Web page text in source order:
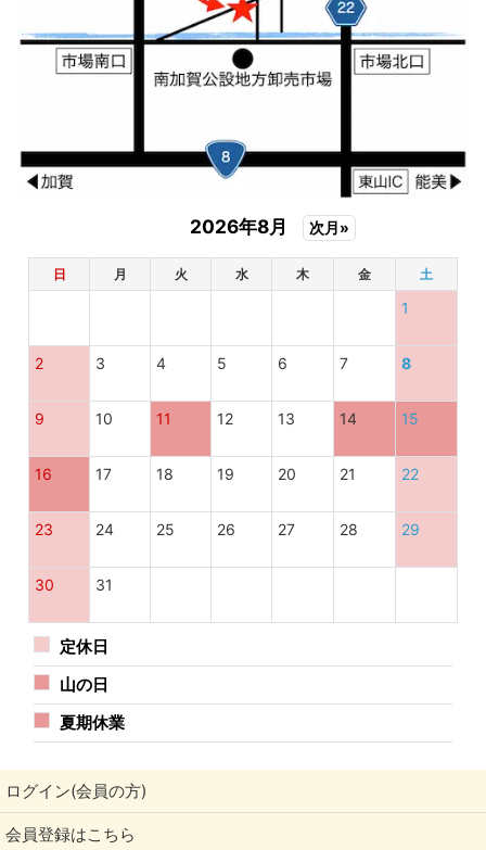
これじゃ卵を使ってないみたいじゃん！
でも、これが法律で決められたことに則って正式に許
可された表示だったのですから…。
このことだけとって見ても、2010年代初頭のアレル
ギー対応事情がどれほどのものだったかがうかがえま
す。
🥚 みんなが知ってるわけじゃない
2026年8月 次月»
日 月 火 水 木 金 土
1
2 3 4 5 6 7 8
9 10 11 12 13 14 15
16 17 18 19 20 21 22
23 24 25 26 27 28 29
30 31
定休日
山の日
夏期休業
ログイン(会員の方)
会員登録はこちら